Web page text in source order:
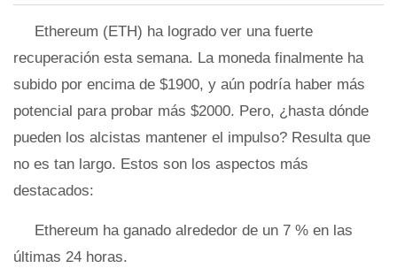
Ethereum (ETH) ha logrado ver una fuerte
recuperación esta semana. La moneda finalmente ha
subido por encima de $1900, y aún podría haber más
potencial para probar más $2000. Pero, ¿hasta dónde
pueden los alcistas mantener el impulso? Resulta que
no es tan largo. Estos son los aspectos más
destacados:
Ethereum ha ganado alrededor de un 7 % en las
últimas 24 horas.